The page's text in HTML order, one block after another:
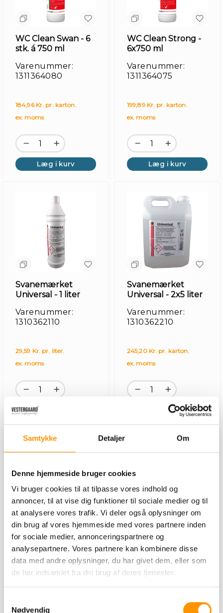
Samtykke Detaljer Om
Denne hjemmeside bruger cookies
Vi bruger cookies til at tilpasse vores indhold og
annoncer, til at vise dig funktioner til sociale medier og til
at analysere vores trafik. Vi deler også oplysninger om
din brug af vores hjemmeside med vores partnere inden
for sociale medier, annonceringspartnere og
analysepartnere. Vores partnere kan kombinere disse
data med andre oplysninger, du har givet dem, eller som
de har indsamlet fra din brug af deres tjenester.
Nødvendig
og
WC Clean Swan - 6
stk. á 750 ml
Varenummer:
1311364080
184,96 Kr. pr. karton.
ex. moms
Læg i kurv
WC Clean Strong -
6x750 ml
Varenummer:
1311364075
199,89 Kr. pr. karton.
ex. moms
Læg i kurv
Svanemærket
Universal - 1 liter
Varenummer:
1310362110
29,59 Kr. pr. liter.
ex. moms
Læg i kurv
Svanemærket
Universal - 2x5 liter
Varenummer:
1310362210
245,20 Kr. pr. karton.
ex. moms
Læg i kurv
Ny Superb - 2x5 kg
Varenummer:
1310192210
ex. moms
Ny Superb - 21 kg
Varenummer:
1310192910